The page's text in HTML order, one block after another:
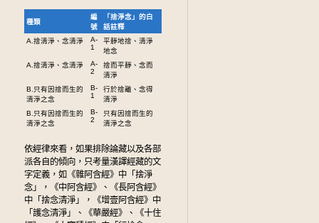
種類
編
號
「捨淨念」的白
話註釋
A.捨清淨、念清淨
A-
1
平靜地捨、清淨
地念
A.捨清淨、念清淨
A-
2
捨而平靜、念而
清淨
B.只有因捨而生的
清淨之念
B-
1
行於捨離、念得
清淨
B.只有因捨而生的
清淨之念
B-
2
只有因捨而生的
清淨之念
依經律來看，如果排除論藏以及各部
派各自的傾向，只考量漢譯經藏的文
字定義，如《雜阿含經》中「捨淨
念」，《中阿含經》、《長阿含經》
中「捨念清淨」，《增壹阿含經》中
「護念清淨」、《華嚴經》、《十住